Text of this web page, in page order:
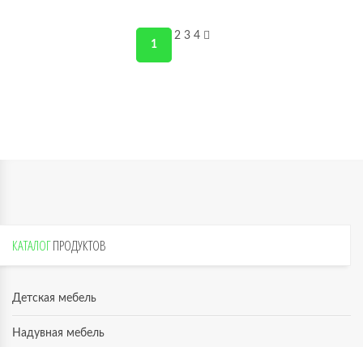
1
2 3 4
КАТАЛОГПРОДУКТОВ
Детская мебель
Надувная мебель